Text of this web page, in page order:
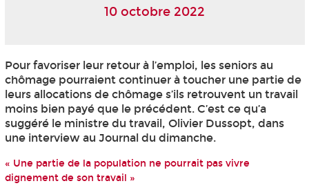
10 octobre 2022
Pour favoriser leur retour à l’emploi, les seniors au
chômage pourraient continuer à toucher une partie de
leurs allocations de chômage s’ils retrouvent un travail
moins bien payé que le précédent. C’est ce qu’a
suggéré le ministre du travail, Olivier Dussopt, dans
une interview au Journal du dimanche.
« Une partie de la population ne pourrait pas vivre
dignement de son travail »